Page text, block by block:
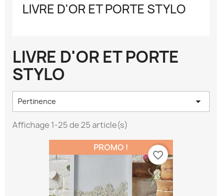
LIVRE D'OR ET PORTE STYLO
LIVRE D'OR ET PORTE
STYLO
Pertinence 
Affichage 1-25 de 25 article(s)
PROMO !
favorite_border